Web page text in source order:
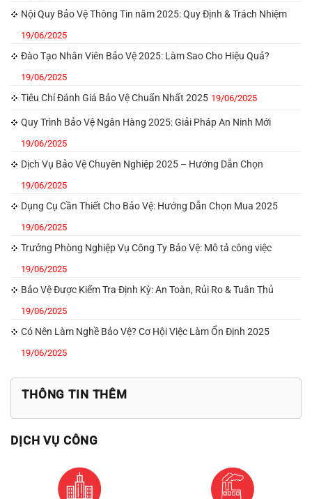
Nội Quy Bảo Vệ Thông Tin năm 2025: Quy Định & Trách Nhiệm
19/06/2025
Đào Tạo Nhân Viên Bảo Vệ 2025: Làm Sao Cho Hiệu Quả?
19/06/2025
Tiêu Chí Đánh Giá Bảo Vệ Chuẩn Nhất 2025 19/06/2025
Quy Trình Bảo Vệ Ngân Hàng 2025: Giải Pháp An Ninh Mới
19/06/2025
Dịch Vụ Bảo Vệ Chuyên Nghiệp 2025 – Hướng Dẫn Chọn
19/06/2025
Dụng Cụ Cần Thiết Cho Bảo Vệ: Hướng Dẫn Chọn Mua 2025
19/06/2025
Trưởng Phòng Nghiệp Vụ Công Ty Bảo Vệ: Mô tả công việc
19/06/2025
Bảo Vệ Được Kiểm Tra Định Kỳ: An Toàn, Rủi Ro & Tuân Thủ
19/06/2025
Có Nên Làm Nghề Bảo Vệ? Cơ Hội Việc Làm Ổn Định 2025
19/06/2025
THÔNG TIN THÊM
DỊCH VỤ CÔNG